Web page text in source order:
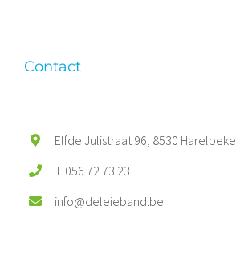
Contact
Elfde Julistraat 96, 8530 Harelbeke
T. 056 72 73 23
info@deleieband.be